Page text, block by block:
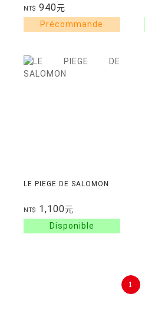
NT$ 940元
LE PIEGE DE SALOMON
NT$ 1,100元
1